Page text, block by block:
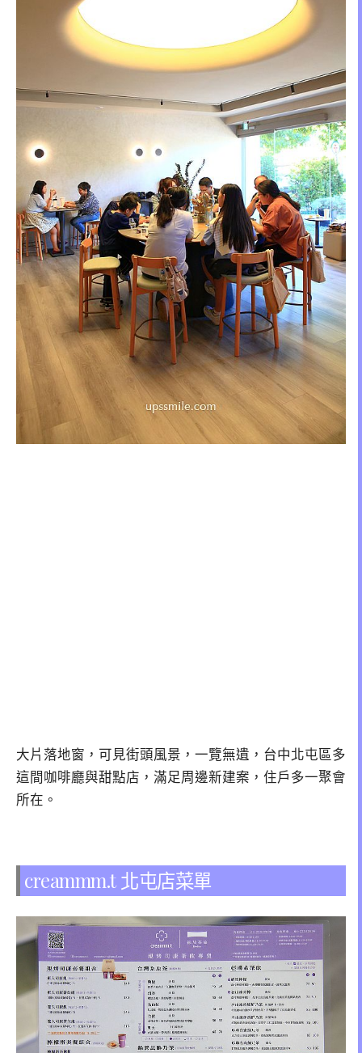
大片落地窗，可見街頭風景，一覽無遺，台中北屯區多
這間咖啡廳與甜點店，滿足周邊新建案，住戶多一聚會
所在。
creammm.t 北屯店菜單